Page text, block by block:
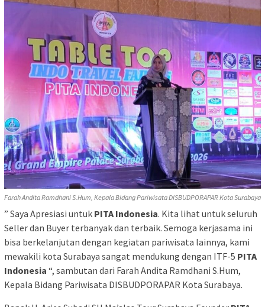
Farah Andita Ramdhani S.Hum, Kepala Bidang Pariwisata DISBUDPORAPAR Kota Surabaya
” Saya Apresiasi untuk PITA Indonesia. Kita lihat untuk seluruh
Seller dan Buyer terbanyak dan terbaik. Semoga kerjasama ini
bisa berkelanjutan dengan kegiatan pariwisata lainnya, kami
mewakili kota Surabaya sangat mendukung dengan ITF-5 PITA
Indonesia “, sambutan dari Farah Andita Ramdhani S.Hum,
Kepala Bidang Pariwisata DISBUDPORAPAR Kota Surabaya.